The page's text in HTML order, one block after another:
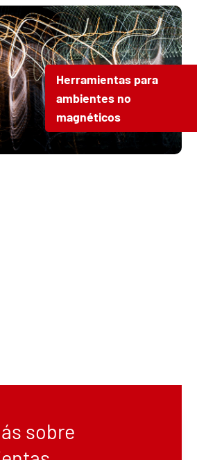
Herramientas para
ambientes no
magnéticos
sobre